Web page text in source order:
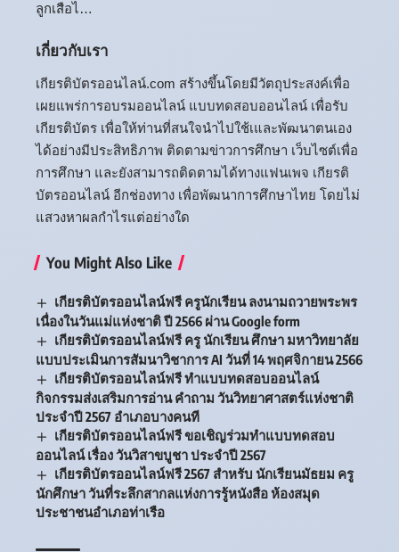
ลูกเสือไ…
เกี่ยวกับเรา
เกียรติบัตรออนไลน์.com สร้างขึ้นโดยมีวัตถุประสงค์เพื่อ
เผยแพร่การอบรมออนไลน์ แบบทดสอบออนไลน์ เพื่อรับ
เกียรติบัตร เพื่อให้ท่านที่สนใจนำไปใช้เและพัฒนาตนเอง
ได้อย่างมีประสิทธิภาพ ติดตามข่าวการศึกษา เว็บไซต์เพื่อ
การศึกษา และยังสามารถติดตามได้ทางแฟนเพจ เกียรติ
บัตรออนไลน์ อีกช่องทาง เพื่อพัฒนาการศึกษาไทย โดยไม่
แสวงหาผลกำไรแต่อย่างใด
You Might Also Like
เกียรติบัตรออนไลน์ฟรี ครูนักเรียน ลงนามถวายพระพร
เนื่องในวันแม่แห่งชาติ ปี 2566 ผ่าน Google form
เกียรติบัตรออนไลน์ฟรี ครู นักเรียน ศึกษา มหาวิทยาลัย
แบบประเมินการสัมนาวิชาการ AI วันที่ 14 พฤศจิกายน 2566
เกียรติบัตรออนไลน์ฟรี ทำแบบทดสอบออนไลน์
กิจกรรมส่งเสริมการอ่าน คำถาม วันวิทยาศาสตร์แห่งชาติ
ประจำปี 2567 อำเภอบางคนที
เกียรติบัตรออนไลน์ฟรี ขอเชิญร่วมทำแบบทดสอบ
ออนไลน์ เรื่อง วันวิสาขบูชา ประจำปี 2567
เกียรติบัตรออนไลน์ฟรี 2567 สำหรับ นักเรียนมัธยม ครู
นักศึกษา วันที่ระลึกสากลแห่งการรู้หนังสือ ห้องสมุด
ประชาชนอำเภอท่าเรือ